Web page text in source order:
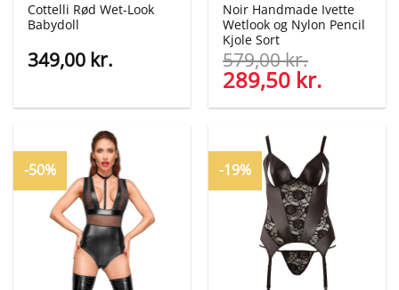
Cottelli Rød Wet-Look
Babydoll
349,00 kr.
Noir Handmade Ivette
Wetlook og Nylon Pencil
Kjole Sort
579,00kr.
Den
oprindelige
pris
579,00 kr..
289,50 kr.
aktuelle
pris
er:
289,50
-50% -19%